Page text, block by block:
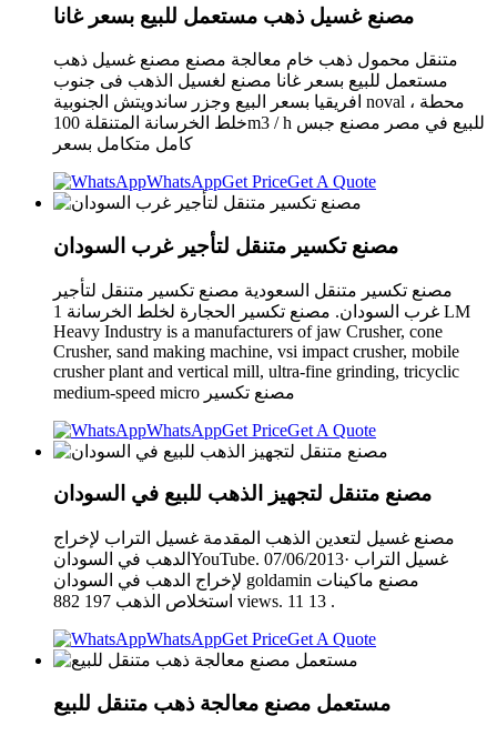
مصنع غسيل ذهب مستعمل للبيع بسعر غانا
متنقل محمول ذهب خام معالجة مصنع مصنع غسيل ذهب
مستعمل للبيع بسعر غانا مصنع لغسيل الذهب فى جنوب
افريقيا بسعر البيع وجزر ساندويتش الجنوبية noval ، محطة
خلط الخرسانة المتنقلة 100m3 / h للبيع في مصر مصنع جبس
كامل متكامل بسعر
WhatsAppGet PriceGet A Quote
مصنع تكسير متنقل لتأجير غرب السودان
مصنع تكسير متنقل السعودية مصنع تكسير متنقل لتأجير
غرب السودان. مصنع تكسير الحجارة لخلط الخرسانة 1 LM
Heavy Industry is a manufacturers of jaw Crusher, cone
Crusher, sand making machine, vsi impact crusher, mobile
crusher plant and vertical mill, ultra-fine grinding, tricyclic
medium-speed micro مصنع تكسير
WhatsAppGet PriceGet A Quote
مصنع متنقل لتجهيز الذهب للبيع في السودان
مصنع غسيل لتعدين الذهب المقدمة ‫غسيل التراب لإخراج
الدهب في السودان‬‎YouTube. 07/06/2013· غسيل التراب
لإخراج الدهب في السودان goldamin مصنع ماكينات
استخلاص الذهب 197 882 views. 11 13 .
WhatsAppGet PriceGet A Quote
مستعمل مصنع معالجة ذهب متنقل للبيع